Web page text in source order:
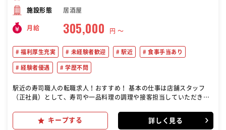
施設形態 居酒屋
月給 305,000 円 〜
福利厚生充実 未経験者歓迎 駅近 食事手当あり
経験者優遇 学歴不問
駅近の寿司職人の転職求人！おすすめ！ 基本の仕事は店舗スタッフ
（正社員）として、寿司や一品料理の調理や接客担当していただきま
注・発注・在庫管理、また売上管理、アルバイトの面接・育成、メニ
ュー開発などです。いち早く店長を目指して頂くためには店舗マネジ
キープする 詳しく見る